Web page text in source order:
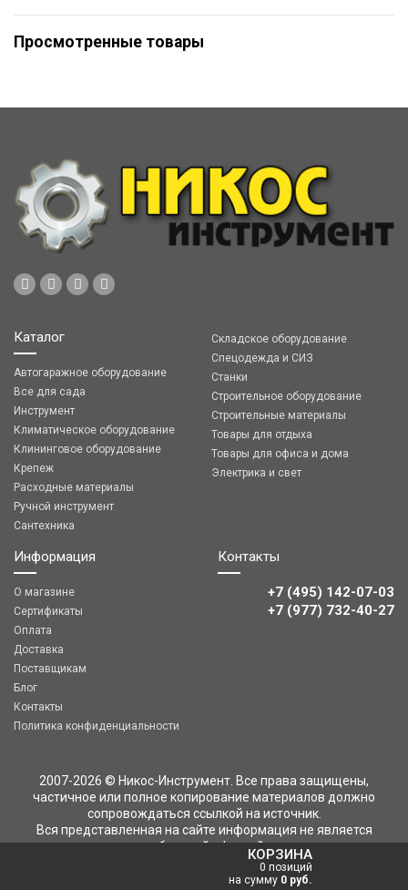
КОРЗИНА
0 позиций
на сумму 0 руб.
Просмотренные товары
Каталог
Автогаражное оборудование
Все для сада
Инструмент
Климатическое оборудование
Клининговое оборудование
Крепеж
Расходные материалы
Ручной инструмент
Сантехника
Складское оборудование
Спецодежда и СИЗ
Станки
Строительное оборудование
Строительные материалы
Товары для отдыха
Товары для офиса и дома
Электрика и свет
Информация
О магазине
Сертификаты
Оплата
Доставка
Поставщикам
Блог
Контакты
Политика конфиденциальности
Контакты
+7 (495) 142-07-03
‎‎+7 (977) 732-40-27
2007-2026 © Никос-Инструмент. Все права защищены,
частичное или полное копирование материалов должно
сопровождаться ссылкой на источник.
Вся представленная на сайте информация не является
публичной офертой